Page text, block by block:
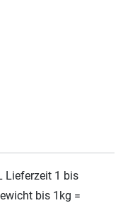
Lieferzeit 1 bis
bis 1kg =